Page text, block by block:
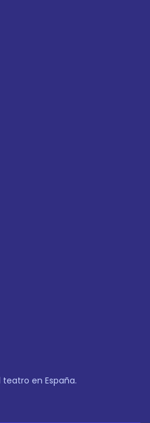
en España.